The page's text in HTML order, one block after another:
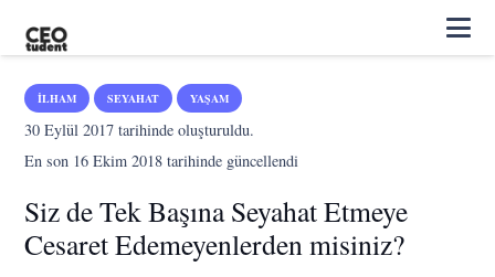
İLHAM SEYAHAT YAŞAM
30 Eylül 2017 tarihinde oluşturuldu.
En son 16 Ekim 2018 tarihinde güncellendi
Siz de Tek Başına Seyahat Etmeye
Cesaret Edemeyenlerden misiniz?